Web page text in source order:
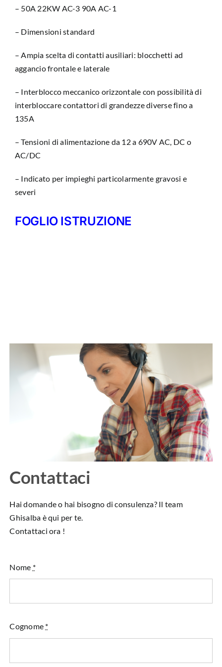
– 50A 22KW AC-3 90A AC-1
– Dimensioni standard
– Ampia scelta di contatti ausiliari: blocchetti ad
aggancio frontale e laterale
– Interblocco meccanico orizzontale con possibilità di
interbloccare contattori di grandezze diverse fino a
135A
– Tensioni di alimentazione da 12 a 690V AC, DC o
AC/DC
– Indicato per impieghi particolarmente gravosi e
severi
FOGLIO ISTRUZIONE
Contattaci
Hai domande o hai bisogno di consulenza? Il team
Ghisalba è qui per te.
Contattaci ora !
Nome *
Cognome *